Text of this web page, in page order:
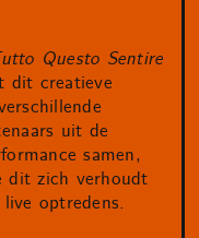
Questo Sentire
dit creatieve
uit de
samen,
dit zich verhoudt
optredens.